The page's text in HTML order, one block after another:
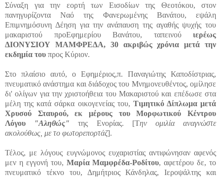
Σύναξη για την εορτή των Εισοδίων της Θεοτόκου, στον
πανηγυρίζοντα Ναό της Φανερωμένης Βανάτου, εψάλη
Επιμνημόσυνη Δέηση για την ανάπαυση της αγαθής ψυχής του
μακαριστού προΕφημερίου Βανάτου, ταπεινού ιερέως
ΔΙΟΝΥΣΙΟΥ ΜΑΜΦΡΕΔΑ, 30 ακριβώς χρόνια μετά την
εκδημία του προς Κύριον.
Στο πλαίσιο αυτό, ο Εφημέριος,π. Παναγιώτης Καποδίστριας,
πνευματικό ανάστημα και διάδοχος του Μνημονευθέντος, ομίλησε
δι' ολίγων για την χριστοήθεια του Μακαριστού και επέδωσε στα
μέλη της κατά σάρκα οικογενείας του, Τιμητικό Δίπλωμα μετά
Χρυσού Σταυρού, εκ μέρους του Μορφωτικού Κέντρου
Λόγου
"Αληθώς" της Ενορίας. [Την ομιλία αναγνώστε
ακολούθως, με το φωτορεπορτάζ].
Τέλος, με λόγους ευγνώμονος ευχαριστίας αντιφώνησαν αφενός
μεν η εγγονή του, Μαρία Μαμφρέδα-Ροδίτου, αφετέρου δε, το
πνευματικό τέκνο του, Δημήτριος Κάνδηλας, Ιεροψάλτης και